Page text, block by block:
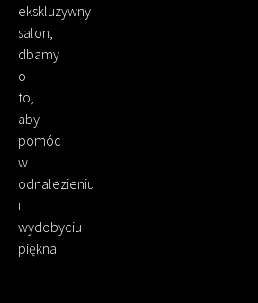
ekskluzywny
salon,
dbamy
o
to,
aby
pomóc
w
odnalezieniu
i
wydobyciu
piękna.